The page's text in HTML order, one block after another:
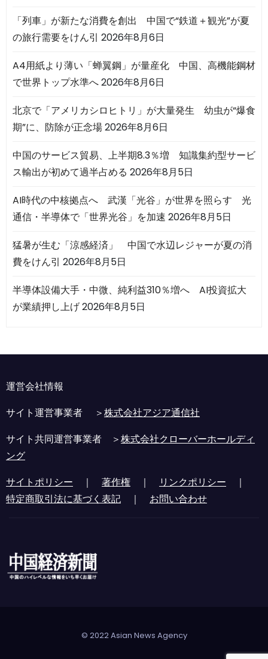
「列車」が新たな消費を創出 中国で“鉄道＋観光”が夏
の旅行需要をけん引 2026年8月6日
A4用紙より薄い「蝉翼鋼」が量産化 中国、高機能鋼材
で世界トップ水準へ2026年8月6日
北京で「アメリカシロヒトリ」が大量発生 幼虫が“爆食
期”に、防除が正念場2026年8月6日
中国のサービス貿易、上半期8.3％増 知識集約型サービ
ス輸出が初めて過半占める 2026年8月5日
AI時代の中核拠点へ 武漢「光谷」が世界を照らす 光
通信・半導体で「世界光谷」を加速 2026年8月5日
猛暑が生む「涼感経済」 中国で水辺レジャーが夏の消
費をけん引 2026年8月5日
半導体設備大手・中微、純利益310％増へ AI投資拡大
が業績押し上げ2026年8月5日
運営会社情報
サイト運営事業者 ＞株式会社アジア通信社
サイト共同運営事業者 ＞株式会社クローバーホールディ
ング
サイトポリシー ｜ 著作権 ｜ リンクポリシー ｜
特定商取引法に基づく表記 ｜ お問い合わせ
© 2022 Asian News Agency